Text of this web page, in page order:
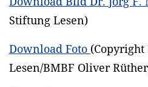
Stiftung Lesen)
Download Foto
Lesen/BMBF Oliver